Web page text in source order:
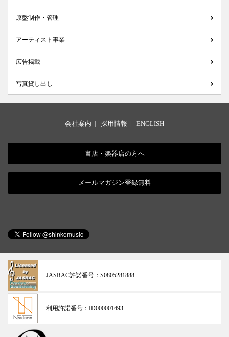
原盤制作・管理
アーティスト事業
広告掲載
写真貸し出し
会社案内 | 採用情報 | ENGLISH
書店・楽器店の方へ
メールマガジン登録無料
JASRAC許諾番号： S0805281888
利用許諾番号： ID000001493